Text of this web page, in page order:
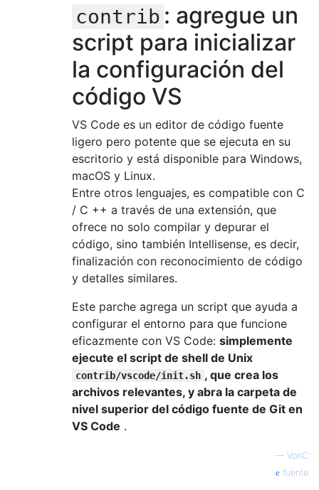
contrib : agregue un
script para inicializar
la configuración del
código VS
VS Code es un editor de código fuente
ligero pero potente que se ejecuta en su
escritorio y está disponible para Windows,
macOS y Linux.
Entre otros lenguajes, es compatible con C
/ C ++ a través de una extensión, que
ofrece no solo compilar y depurar el
código, sino también Intellisense, es decir,
finalización con reconocimiento de código
y detalles similares.
Este parche agrega un script que ayuda a
configurar el entorno para que funcione
eficazmente con VS Code: simplemente
ejecute el script de shell de Unix
contrib/vscode/init.sh , que crea los
archivos relevantes, y abra la carpeta de
nivel superior del código fuente de Git en
VS Code .
— VonC
fuente